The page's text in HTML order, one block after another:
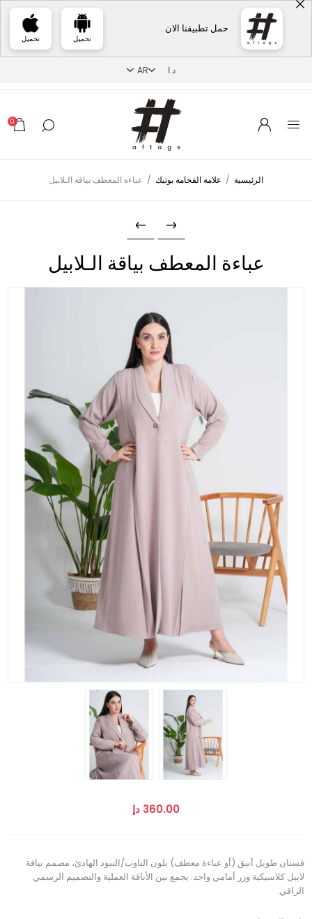
حمل تطبيقنا الان .
تحميل تحميل
0
الرئيسية / علامة الفخامة بوتيك / عباءة المعطف بياقة الـلابيل
عباءة المعطف بياقة الـلابيل
360.00 دإ
فستان طويل أنيق (أو عباءة معطف) بلون التاوب/النيود الهادئ، مصمم بياقة
لابيل كلاسيكية وزر أمامي واحد. يجمع بين الأناقة العملية والتصميم الرسمي
الراقي.